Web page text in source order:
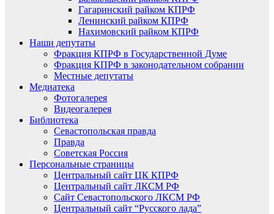
Гагаринский райком КПРФ
Ленинский райком КПРФ
Нахимовский райком КПРФ
Наши депутаты
Фракция КПРФ в Государственной Думе
Фракция КПРФ в законодательном собрании
Местные депутаты
Медиатека
Фотогалерея
Видеогалерея
Библиотека
Севастопольская правда
Правда
Советская Россия
Персональные страницы
Центральный сайт ЦК КПРФ
Центральный сайт ЛКСМ РФ
Сайт Севастопольского ЛКСМ РФ
Центральный сайт “Русского лада”